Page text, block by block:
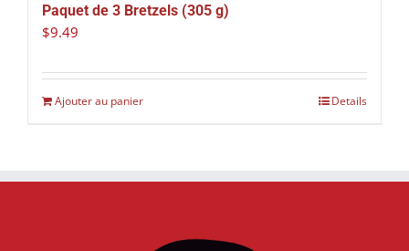
Paquet de 3 Bretzels (305 g)
$9.49
Ajouter au panier Details